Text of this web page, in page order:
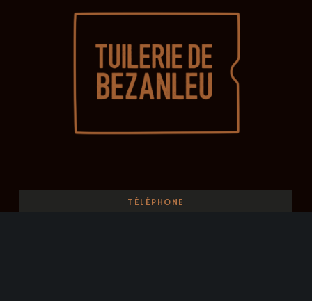
TÉLÉPHONE